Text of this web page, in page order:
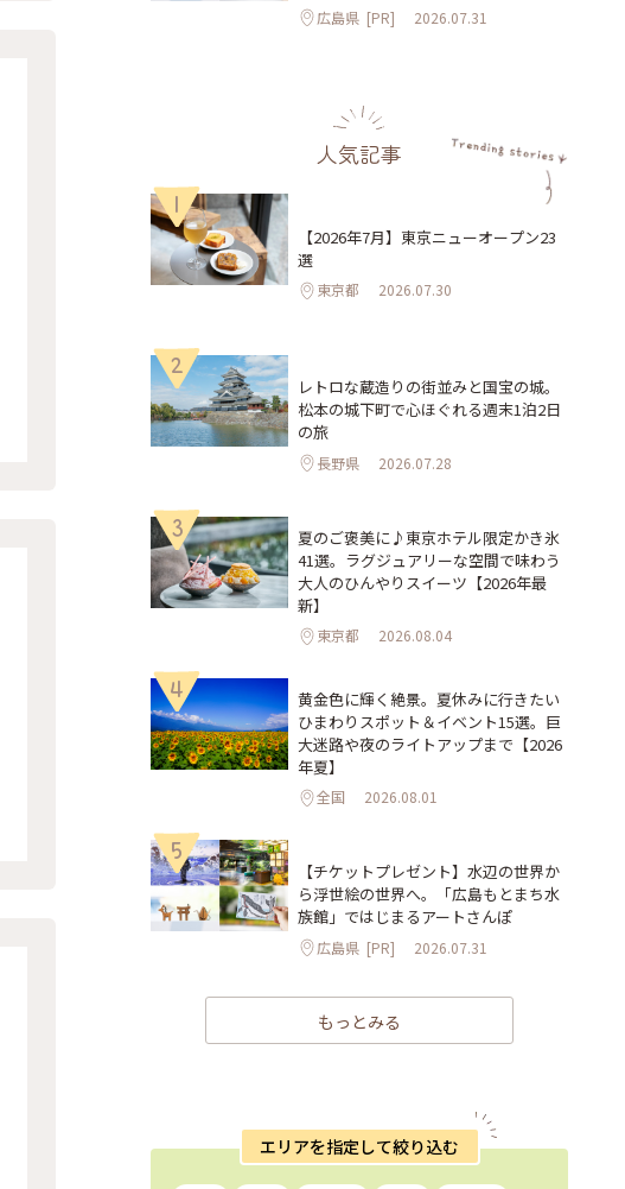
広島県 [PR] 2026.07.31
人気記事
1
【2026年7月】東京ニューオープン23
選
東京都 2026.07.30
2
レトロな蔵造りの街並みと国宝の城。
松本の城下町で心ほぐれる週末1泊2日
の旅
長野県 2026.07.28
3
夏のご褒美に♪東京ホテル限定かき氷
41選。ラグジュアリーな空間で味わう
大人のひんやりスイーツ【2026年最
新】
東京都 2026.08.04
4
黄金色に輝く絶景。夏休みに行きたい
ひまわりスポット＆イベント15選。巨
大迷路や夜のライトアップまで【2026
年夏】
全国 2026.08.01
5
【チケットプレゼント】水辺の世界か
ら浮世絵の世界へ。「広島もとまち水
族館」ではじまるアートさんぽ
広島県 [PR] 2026.07.31
もっとみる
エリアを指定して絞り込む